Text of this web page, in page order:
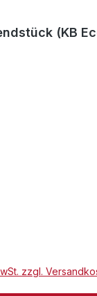
(KB
zzgl.